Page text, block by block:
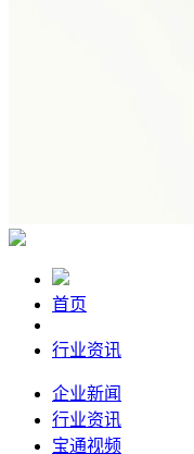
首页
行业资讯
企业新闻
行业资讯
宝通视频